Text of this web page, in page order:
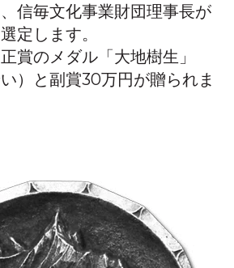
信毎文化事業財団理事長が
定します。
賞のメダル「大地樹生」
い）と副賞30万円が贈られま